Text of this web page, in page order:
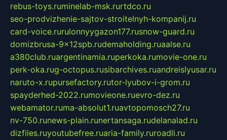
rebus-toys.ruminelab-msk.rurtdco.ru
seo-prodvizhenie-sajtov-stroitelnyh-kompanij.ru
card-voice.rurulonnyygazon177.rusnow-guard.ru
domizbrusa-9x12spb.rudemaholding.ruaalse.ru
a380club.ruargentinamia.ruperkoka.rumovie-one.ru
perk-oka.rug-octopus.rusibarchives.ruandreislyusar.ru
naruto-x.rupursefactory.rutor-lyubov-i-grom.ru
spayderhed-2022.rumovieone.ruevro-dez.ru
webamator.ruma-absolut1.ruavtopomosch27.ru
nv-750.runews-plain.runertansaga.rudelanalad.ru
dizfiles.ruyoutubefree.ruaria-family.ruroadli.ru